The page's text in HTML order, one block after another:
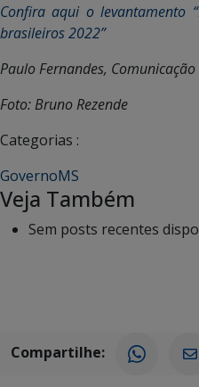
Confira aqui o levantamento
brasileiros 2022”
Paulo Fernandes,
Foto: Bruno Rezende
Categorias :
GovernoMS
Veja Também
Sem posts recentes
Compartilhe: